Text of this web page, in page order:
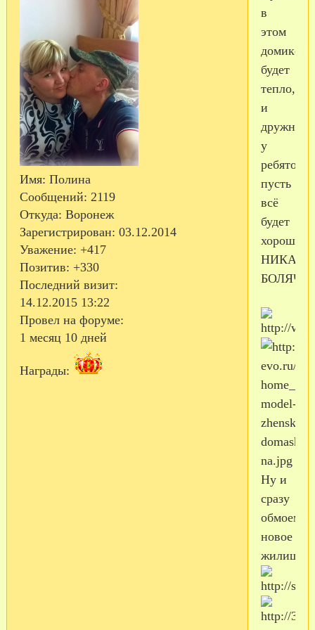
Имя: Полина
Сообщений: 2119
Откуда: Воронеж
Зарегистрирован: 03.12.2014
Уважение: +417
Позитив: +330
Последний визит:
14.12.2015 13:22
Провел на форуме:
1 месяц 10 дней
Награды:
в
этом
домике
будет
и
дружно.А
у
ребяток
пусть
всё
будет
хорошо,и
Ну и
сразу
обмоем
новое
жилище